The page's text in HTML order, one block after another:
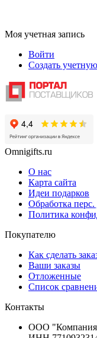
Моя учетная запись
Войти
Создать
Omnigifts.ru
О нас
Карта сайта
Идеи подарков
Обработка
Политика
Покупателю
Как сделать
Ваши заказы
Отложенные
Список
Контакты
ООО